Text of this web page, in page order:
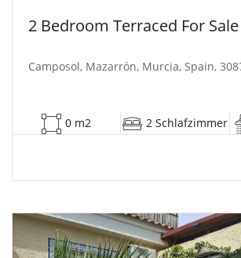
2 Bedroom Terraced For Sale
Camposol, Mazarrón, Murcia, Spain,
0 m2 2 Schlafzimmer